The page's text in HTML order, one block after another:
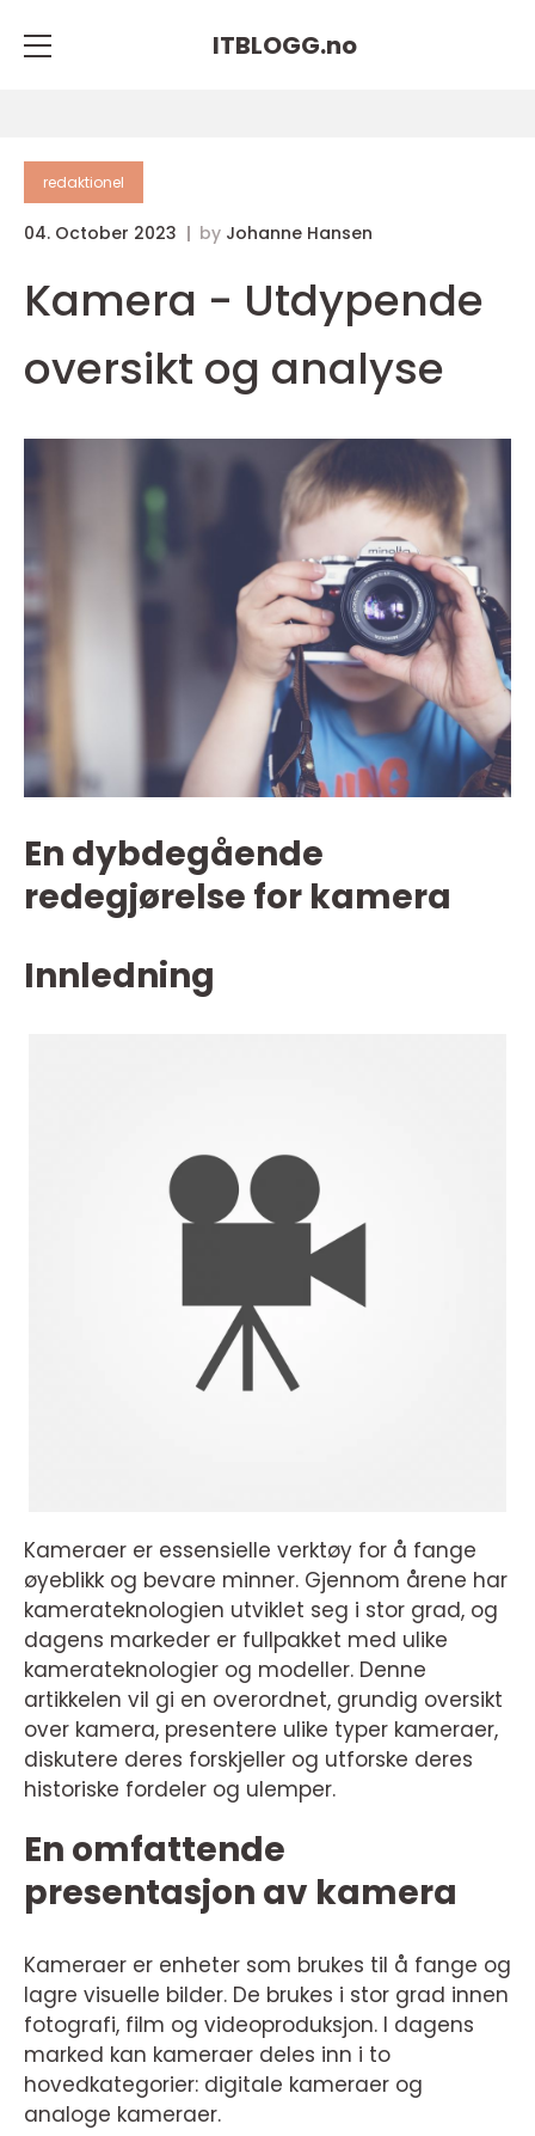
ITBLOGG.no
redaktionel
04. October 2023 by Johanne Hansen
Kamera - Utdypende
oversikt og analyse
En dybdegående
redegjørelse for kamera
Innledning
Kameraer er essensielle verktøy for å fange
øyeblikk og bevare minner. Gjennom årene har
kamerateknologien utviklet seg i stor grad, og
dagens markeder er fullpakket med ulike
kamerateknologier og modeller. Denne
artikkelen vil gi en overordnet, grundig oversikt
over kamera, presentere ulike typer kameraer,
diskutere deres forskjeller og utforske deres
historiske fordeler og ulemper.
En omfattende
presentasjon av kamera
Kameraer er enheter som brukes til å fange og
lagre visuelle bilder. De brukes i stor grad innen
fotografi, film og videoproduksjon. I dagens
marked kan kameraer deles inn i to
hovedkategorier: digitale kameraer og
analoge kameraer.